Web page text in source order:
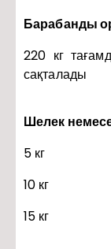
Барабанды
220 кг
сақталады
Шелек
5 кг
10 кг
15 кг